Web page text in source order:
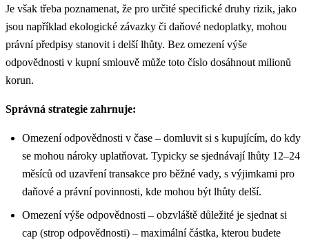
Je však třeba poznamenat, že pro určité specifické druhy rizik, jako
jsou například ekologické závazky či daňové nedoplatky, mohou
právní předpisy stanovit i delší lhůty. Bez omezení výše
odpovědnosti v kupní smlouvě může toto číslo dosáhnout milionů
korun.
Správná strategie zahrnuje:
Omezení odpovědnosti v čase – domluvit si s kupujícím, do kdy
se mohou nároky uplatňovat. Typicky se sjednávají lhůty 12–24
měsíců od uzavření transakce pro běžné vady, s výjimkami pro
daňové a právní povinnosti, kde mohou být lhůty delší.
Omezení výše odpovědnosti – obzvláště důležité je sjednat si
cap (strop odpovědnosti) – maximální částka, kterou budete